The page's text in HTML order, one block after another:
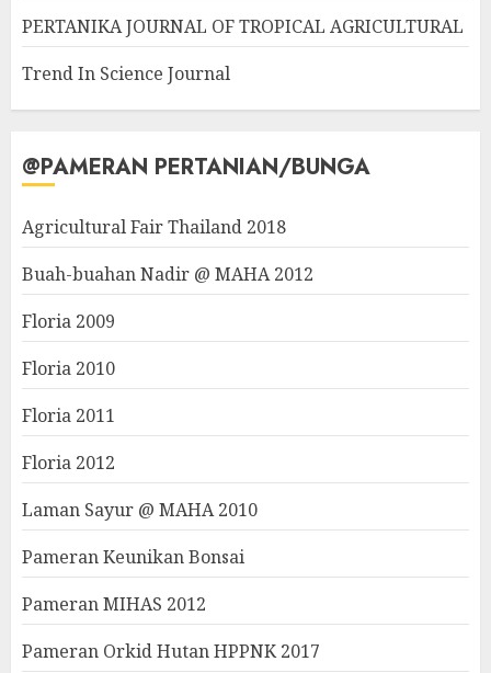
PERTANIKA JOURNAL OF TROPICAL AGRICULTURAL
Trend In Science Journal
@PAMERAN PERTANIAN/BUNGA
Agricultural Fair Thailand 2018
Buah-buahan Nadir @ MAHA 2012
Floria 2009
Floria 2010
Floria 2011
Floria 2012
Laman Sayur @ MAHA 2010
Pameran Keunikan Bonsai
Pameran MIHAS 2012
Pameran Orkid Hutan HPPNK 2017